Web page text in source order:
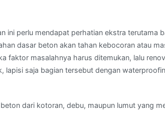
ini perlu mendapat perhatian ekstra terutama
dasar beton akan tahan kebocoran atau
faktor masalahnya harus ditemukan, lalu
lapisi saja bagian tersebut dengan
dari kotoran, debu, maupun lumut yang